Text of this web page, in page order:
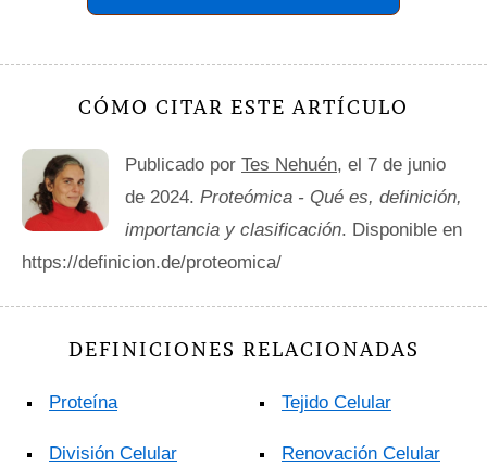
CÓMO CITAR ESTE ARTÍCULO
Publicado por Tes Nehuén, el 7 de junio
de 2024. Proteómica - Qué es, definición,
importancia y clasificación. Disponible en
https://definicion.de/proteomica/
DEFINICIONES RELACIONADAS
Proteína
División Celular
Tejido Celular
Renovación Celular